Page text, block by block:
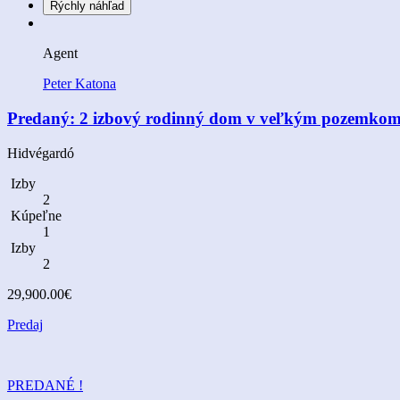
Rýchly náhľad
Agent
Peter Katona
Predaný: 2 izbový rodinný dom v veľkým
Hidvégardó
Izby
2
Kúpeľne
1
Izby
2
29,900.00€
Predaj
PREDANÉ !